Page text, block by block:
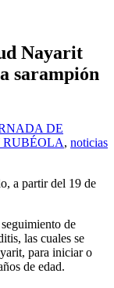
Nayarit
sarampión
DE
, noticias
a partir del 19 de
de
las cuales se
para iniciar o
de edad.